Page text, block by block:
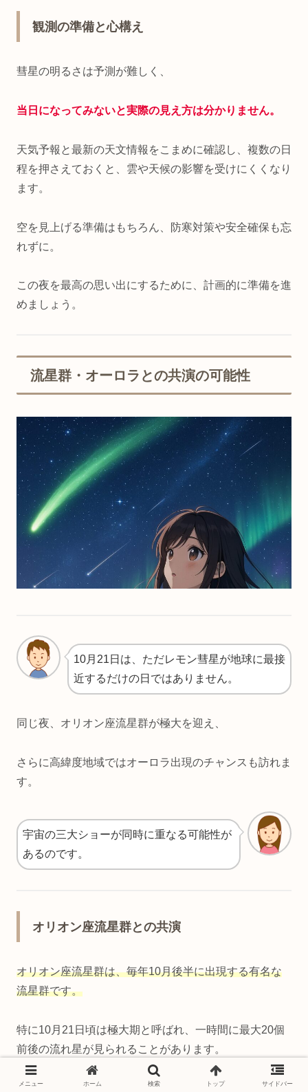
観測の準備と心構え
彗星の明るさは予測が難しく、
当日になってみないと実際の見え方は分かりません。
天気予報と最新の天文情報をこまめに確認し、複数の日
程を押さえておくと、雲や天候の影響を受けにくくなり
ます。
空を見上げる準備はもちろん、防寒対策や安全確保も忘
れずに。
この夜を最高の思い出にするために、計画的に準備を進
めましょう。
流星群・オーロラとの共演の可能性
10月21日は、ただレモン彗星が地球に最接
近するだけの日ではありません。
同じ夜、オリオン座流星群が極大を迎え、
さらに高緯度地域ではオーロラ出現のチャンスも訪れま
す。
宇宙の三大ショーが同時に重なる可能性が
あるのです。
オリオン座流星群との共演
オリオン座流星群は、毎年10月後半に出現する有名な
流星群です。
特に10月21日頃は極大期と呼ばれ、一時間に最大20個
前後の流れ星が見られることがあります。
この夜は新月にあたるため、月明かりに邪魔されず流れ
メニュー ホーム 検索 トップ サイドバー